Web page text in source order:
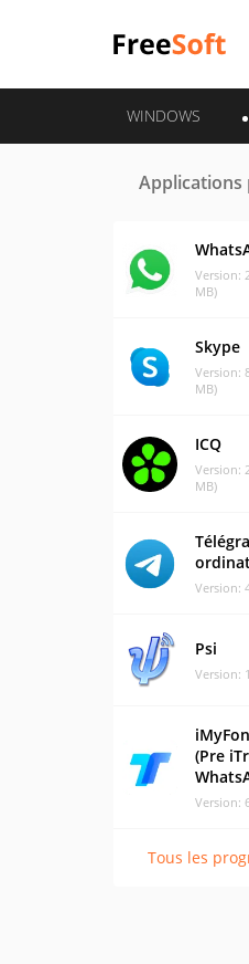
WINDOWS
Applications
Version:
MB)
Skype
Version:
MB)
ICQ
Version:
MB)
Version:
Psi
Version:
(Pre
Version:
Tous les